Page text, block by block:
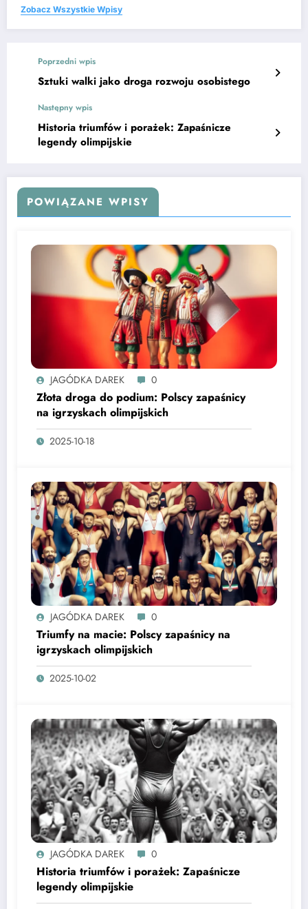
Zobacz Wszystkie Wpisy
Poprzedni wpis
Sztuki walki jako droga rozwoju osobistego
Następny wpis
Historia triumfów i porażek: Zapaśnicze
legendy olimpijskie
POWIĄZANE WPISY
JAGÓDKA DAREK 0
Złota droga do podium: Polscy zapaśnicy
na igrzyskach olimpijskich
2025-10-18
JAGÓDKA DAREK 0
Triumfy na macie: Polscy zapaśnicy na
igrzyskach olimpijskich
2025-10-02
JAGÓDKA DAREK 0
Historia triumfów i porażek: Zapaśnicze
legendy olimpijskie